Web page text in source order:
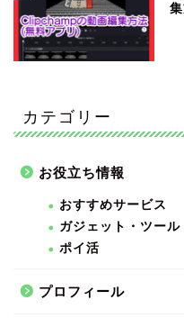
カテゴリー
お役立ち情報
おすすめサービス
ガジェット・ツール
ポイ活
プロフィール